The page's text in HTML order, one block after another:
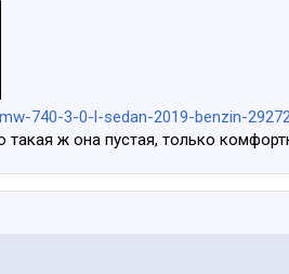
740-3-0-l-sedan-2019-benzin-
такая ж она пустая, только